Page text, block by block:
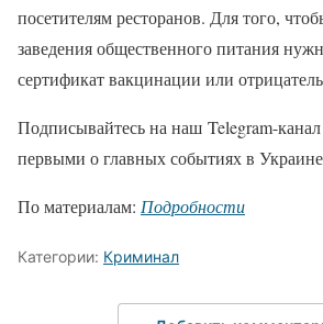
посетителям ресторанов. Для того,
заведения общественного питания
сертификат вакцинации или
Подписывайтесь на наш Telegram-
первыми о главных событиях в
По материалам: Подробности
Категории: Криминал